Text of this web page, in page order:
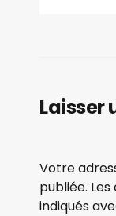
Laisser
Votre
publiée.
indiqués